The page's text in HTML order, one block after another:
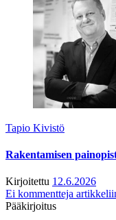
Tapio Kivistö
Rakentamisen
Kirjoitettu 12.6.2026
Ei kommentteja
Pääkirjoitus